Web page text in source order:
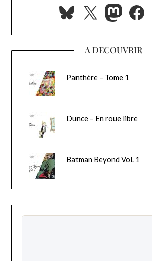
Bluesky
X
A DECOUVRIR
Panthère – Tome 1
Dunce – En roue libre
Batman Beyond Vol. 1